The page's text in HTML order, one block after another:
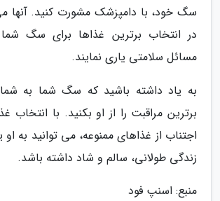
سگ خود، با دامپزشک مشورت کنید. آنها
در انتخاب برترین غذاها برای سگ
مسائل سلامتی یاری نمایند.
به یاد داشته باشید که سگ شما به شما
برترین مراقبت را از او بکنید. با
اجتناب از غذاهای ممنوعه، می توانید به
زندگی طولانی، سالم و شاد داشته باشد.
منبع: اسنپ فود